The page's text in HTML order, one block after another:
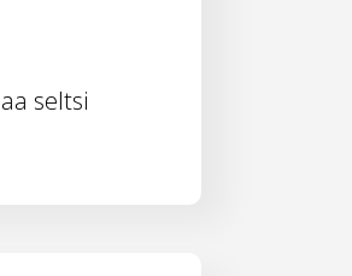
seltsi